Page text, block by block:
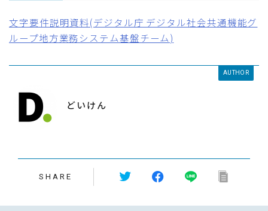
文字要件説明資料(デジタル庁 デジタル社会共通機能グ
ループ地方業務システム基盤チーム)
AUTHOR
どいけん
SHARE